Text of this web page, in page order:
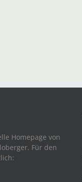
Homepage von
Für den